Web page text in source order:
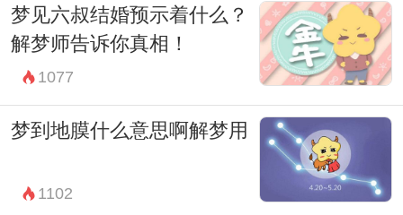
处的声音和想法。
总的来说，白龙出现在坟地中的梦境可能代
表着一种新的开始和转变。周公解梦告诉我
们，梦境中的符号并不是简单的幻觉，而是
在传达梦者内心深处的需求和潜在的欲望。
因此，在面对这种梦境时，应该积极思考其
梦见六叔结婚预示着什么？
解梦师告诉你真相！
1077
梦到地膜什么意思啊解梦用
1102